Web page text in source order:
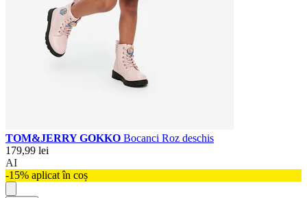
TOM&JERRY GOKKO Bocanci Roz deschis
179,99 lei
AI
-15% aplicat în coș